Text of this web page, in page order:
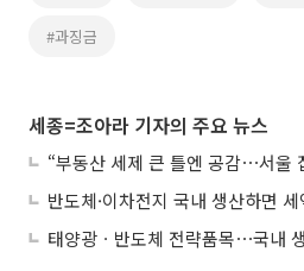
#과징금
세종=조아라 기자의 주요 뉴스